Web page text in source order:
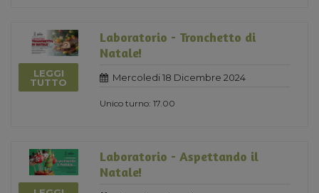
LEGGI
TUTTO
Laboratorio - Tronchetto di
Natale!
Mercoledi 18 Dicembre 2024
Unico turno: 17.00
Laboratorio - Aspettando il
Natale!